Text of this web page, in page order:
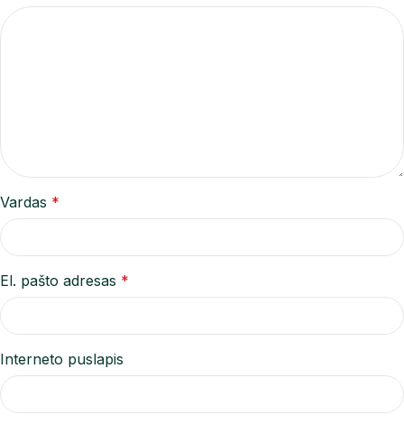
Vardas *
El. pašto adresas *
Interneto puslapis